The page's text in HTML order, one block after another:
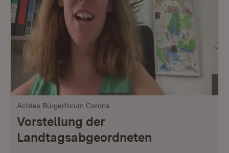
Achtes Bürgerforum Corona
Vorstellung der
Landtagsabgeordneten